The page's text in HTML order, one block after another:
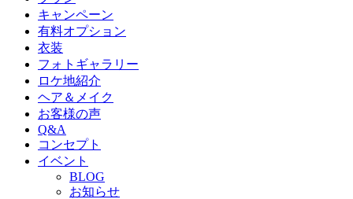
キャンペーン
有料オプション
衣装
フォトギャラリー
ロケ地紹介
ヘア＆メイク
お客様の声
Q&A
コンセプト
イベント
BLOG
お知らせ